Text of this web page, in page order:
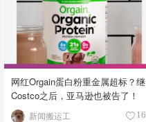
网红Orgain蛋白粉重金属超标？继
Costco之后，亚马逊也被告了！
新闻搬运工 16